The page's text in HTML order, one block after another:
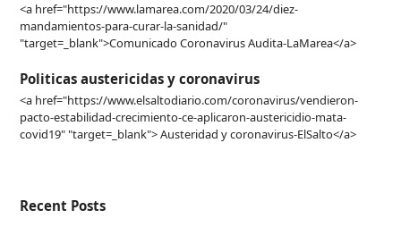
<a href="https://www.lamarea.com/2020/03/24/diez-
mandamientos-para-curar-la-sanidad/"
"target=_blank">Comunicado Coronavirus Audita-LaMarea</a>
Politicas austericidas y coronavirus
<a href="https://www.elsaltodiario.com/coronavirus/vendieron-
pacto-estabilidad-crecimiento-ce-aplicaron-austericidio-mata-
covid19" "target=_blank"> Austeridad y coronavirus-ElSalto</a>
Recent Posts